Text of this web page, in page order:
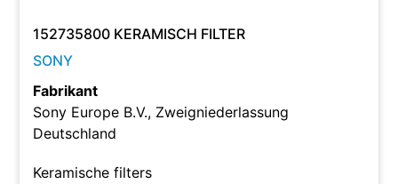
152735800 KERAMISCH FILTER
SONY
Fabrikant
Sony Europe B.V., Zweigniederlassung
Deutschland
Keramische filters